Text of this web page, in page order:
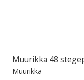
Muurikka 48
Muurikka